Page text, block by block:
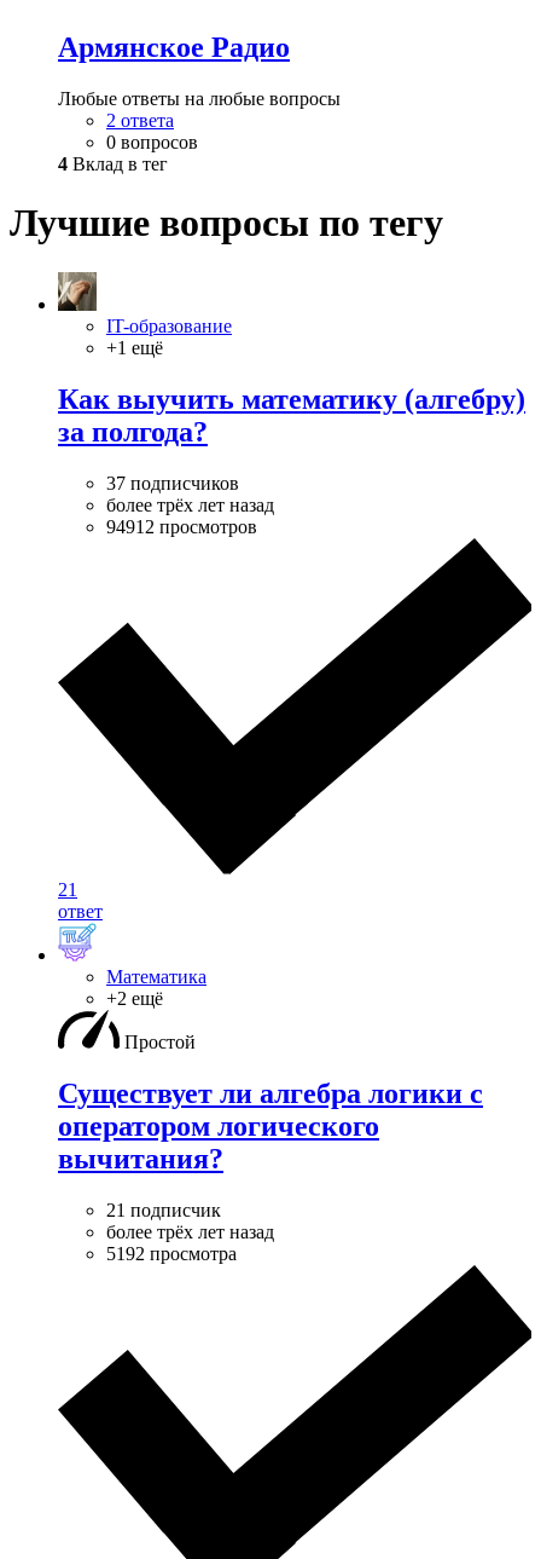
Армянское Радио
Любые ответы на любые вопросы
2 ответа
0 вопросов
4 Вклад в тег
Лучшие вопросы по тегу
IT-образование
+1 ещё
Как выучить математику (алгебру)
за полгода?
37 подписчиков
более трёх лет назад
94912 просмотров
21
ответ
Математика
+2 ещё
Простой
Существует ли алгебра логики с
оператором логического
вычитания?
21 подписчик
более трёх лет назад
5192 просмотра